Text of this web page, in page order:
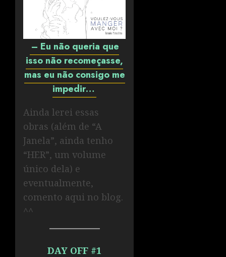
– Eu não queria que
isso não recomeçasse,
mas eu não consigo me
impedir…
Ainda lerei essas
obras (além de “A
Janela”, ainda tenho
“HER”, um volume
único dela) e
eventualmente,
comento aqui no blog.
^^
DAY OFF #1